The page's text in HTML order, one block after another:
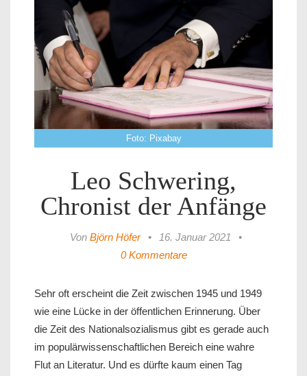
Foto: Pixabay
Leo Schwering,
Chronist der Anfänge
Von Björn Höfer • 16. Januar 2021
•
0 Kommentare
Sehr oft erscheint die Zeit zwischen 1945 und 1949
wie eine Lücke in der öffentlichen Erinnerung. Über
die Zeit des Nationalsozialismus gibt es gerade auch
im populärwissenschaftlichen Bereich eine wahre
Flut an Literatur. Und es dürfte kaum einen Tag